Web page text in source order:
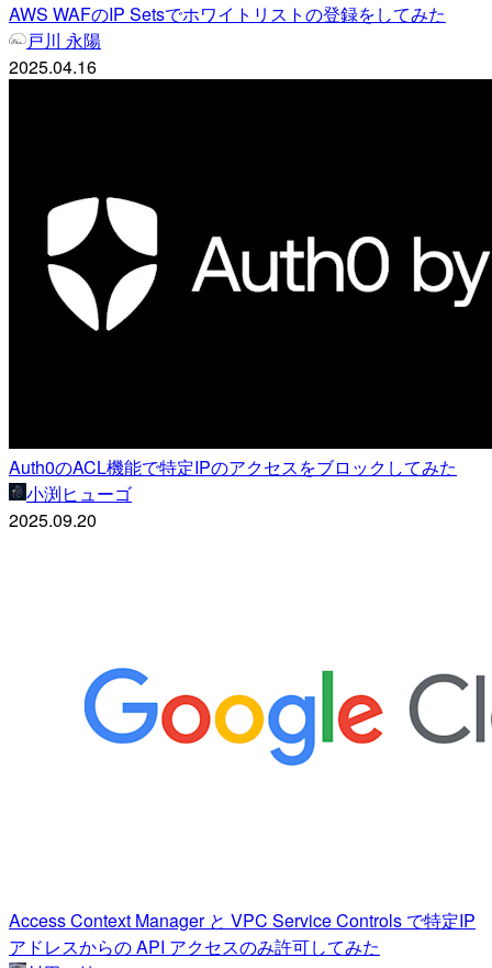
AWS WAFのIP Setsでホワイトリストの登録をしてみた
戸川 永陽
2025.04.16
Auth0のACL機能で特定IPのアクセスをブロックしてみた
小渕ヒューゴ
2025.09.20
Access Context Manager と VPC Service Controls で特定IP
アドレスからの API アクセスのみ許可してみた